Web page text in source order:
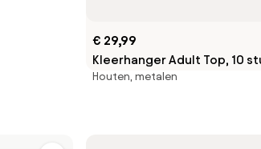
€ 29,99
Kleerhanger Adult Top, 10
Houten, metalen